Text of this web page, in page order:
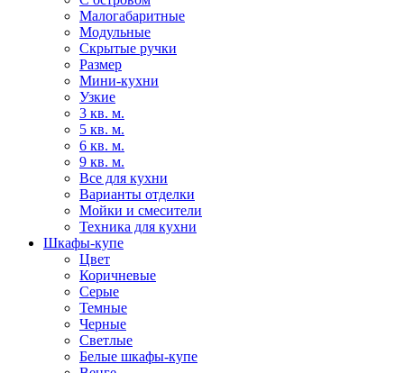
Малогабаритные
Модульные
Скрытые ручки
Размер
Мини-кухни
Узкие
3 кв. м.
5 кв. м.
6 кв. м.
9 кв. м.
Все для кухни
Варианты отделки
Мойки и смесители
Техника для кухни
Шкафы-купе
Цвет
Коричневые
Серые
Темные
Черные
Светлые
Белые шкафы-купе